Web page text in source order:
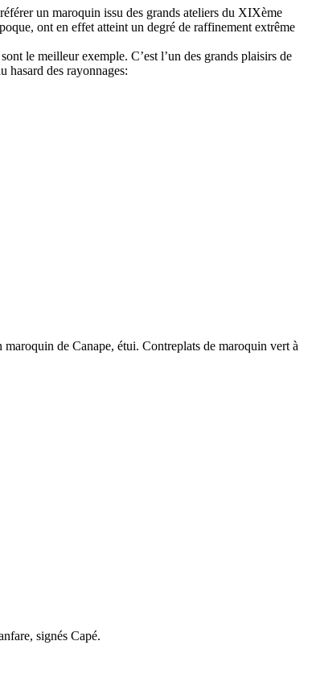
un maroquin issu des grands ateliers du XIXème
ont en effet atteint un degré de raffinement extrême
le meilleur exemple. C’est l’un des grands plaisirs de
hasard des rayonnages:
de Canape, étui. Contreplats de maroquin vert à
signés Capé.